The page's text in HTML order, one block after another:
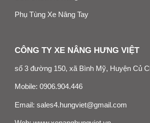
Phụ Tùng Xe Nâng Tay
CÔNG TY XE NÂNG HƯNG VIỆT
số 3 đường 150, xã Bình Mỹ, Huyện Củ
Mobile: 0906.904.446
Email: sales4.hungviet@gmail.com